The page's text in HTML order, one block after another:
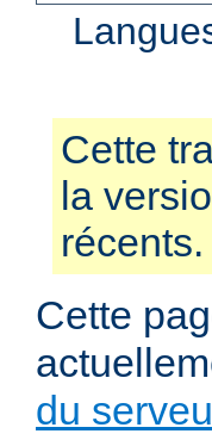
Cette
la
récents.
Cette
du